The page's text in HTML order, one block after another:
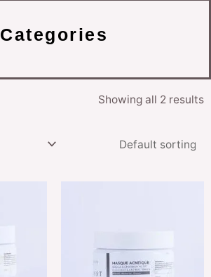
Categories
Showing all 2 results